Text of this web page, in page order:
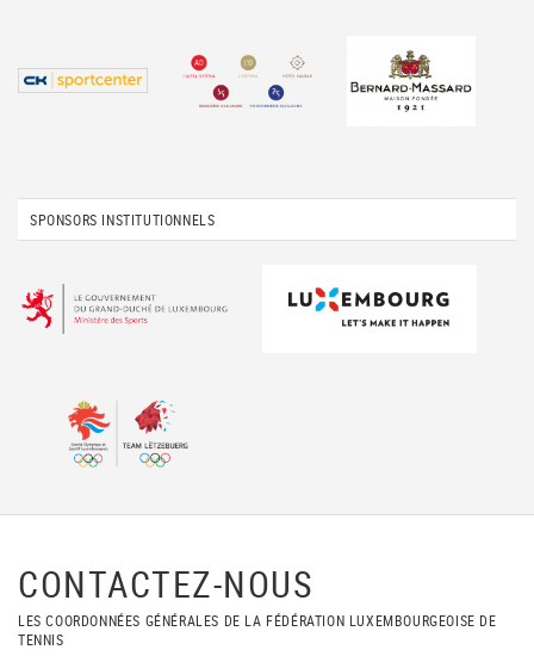
SPONSORS INSTITUTIONNELS
CONTACTEZ-NOUS
LES COORDONNÉES GÉNÉRALES DE LA FÉDÉRATION LUXEMBOURGEOISE DE
TENNIS